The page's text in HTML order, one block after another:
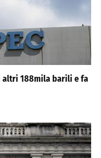
altri 188mila barili e fa